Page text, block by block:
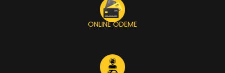
ONLINE ÖDEME